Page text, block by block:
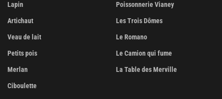
Lapin
Artichaut
Veau de lait
Petits pois
Merlan
Ciboulette
Poissonnerie Vianey
Les Trois Dômes
Le Romano
Le Camion qui fume
La Table des Merville